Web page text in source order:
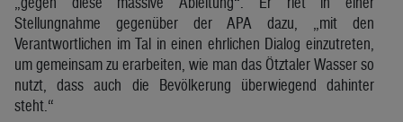
Stellungnahme gegenüber der APA dazu, „mit den
Verantwortlichen im Tal in einen ehrlichen Dialog einzutreten,
um gemeinsam zu erarbeiten, wie man das Ötztaler Wasser so
nutzt, dass auch die Bevölkerung überwiegend dahinter
steht.“